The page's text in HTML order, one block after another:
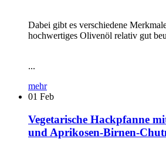
Dabei gibt es verschiedene
hochwertiges Olivenöl relativ gut
...
mehr
01 Feb
Vegetarische Hackpfanne
und Aprikosen-Birnen-